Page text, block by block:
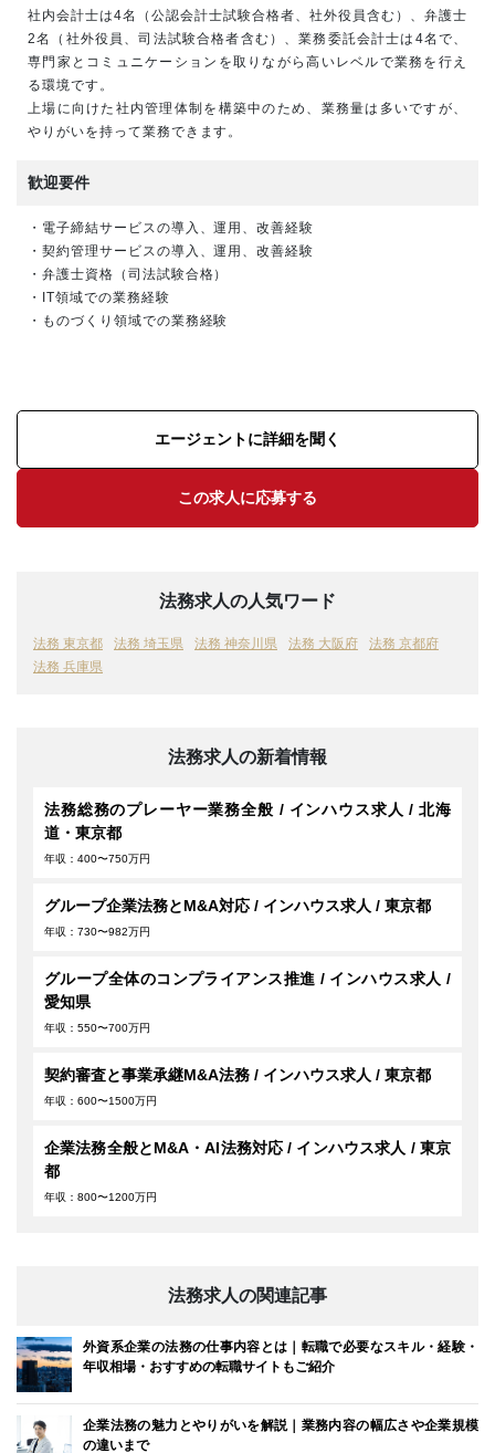
社内会計士は4名（公認会計士試験合格者、社外役員含む）、弁護士
2名（社外役員、司法試験合格者含む）、業務委託会計士は4名で、
専門家とコミュニケーションを取りながら高いレベルで業務を行え
る環境です。
上場に向けた社内管理体制を構築中のため、業務量は多いですが、
やりがいを持って業務できます。
歓迎要件
・電子締結サービスの導入、運用、改善経験
・契約管理サービスの導入、運用、改善経験
・弁護士資格（司法試験合格）
・IT領域での業務経験
・ものづくり領域での業務経験
エージェントに詳細を聞く
この求人に応募する
法務求人の人気ワード
法務 東京都 法務 埼玉県 法務 神奈川県 法務 大阪府
法務 京都府
法務 兵庫県
法務求人の新着情報
法務総務のプレーヤー業務全般 / インハウス求人 / 北海
道・東京都
年収：400〜750万円
グループ企業法務とM&A対応 / インハウス求人 / 東京都
年収：730〜982万円
グループ全体のコンプライアンス推進 / インハウス求人 /
愛知県
年収：550〜700万円
契約審査と事業承継M&A法務 / インハウス求人 / 東京都
年収：600〜1500万円
企業法務全般とM&A・AI法務対応 / インハウス求人 / 東京
都
年収：800〜1200万円
法務求人の関連記事
外資系企業の法務の仕事内容とは｜転職で必要なスキル・経験・
年収相場・おすすめの転職サイトもご紹介
企業法務の魅力とやりがいを解説｜業務内容の幅広さや企業規模
の違いまで